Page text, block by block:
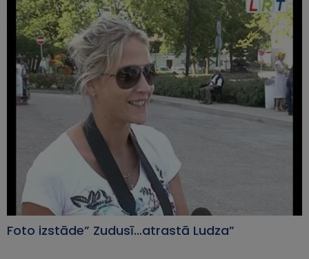
Foto izstāde” Zudusī…atrastā Ludza”